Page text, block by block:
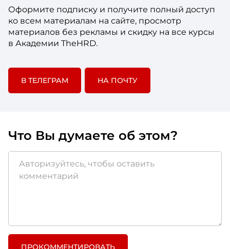
Оформите подписку и получите полный доступ
ко всем материалам на сайте, просмотр
материалов без рекламы и скидку на все курсы
в Академии TheHRD.
В ТЕЛЕГРАМ НА ПОЧТУ
Что Вы думаете об этом?
ПРОКОММЕНТИРОВАТЬ